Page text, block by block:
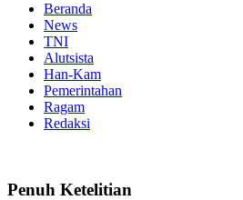
Beranda
News
TNI
Alutsista
Han-Kam
Pemerintahan
Ragam
Redaksi
Penuh Ketelitian